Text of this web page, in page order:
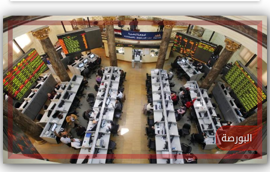
البورصة